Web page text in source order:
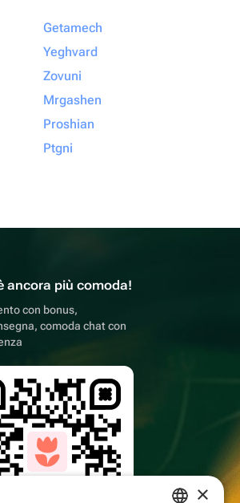
Getamech
Yeghvard
Zovuni
Mrgashen
Proshian
Ptgni
ancora più comoda!
con bonus,
comoda chat con
×